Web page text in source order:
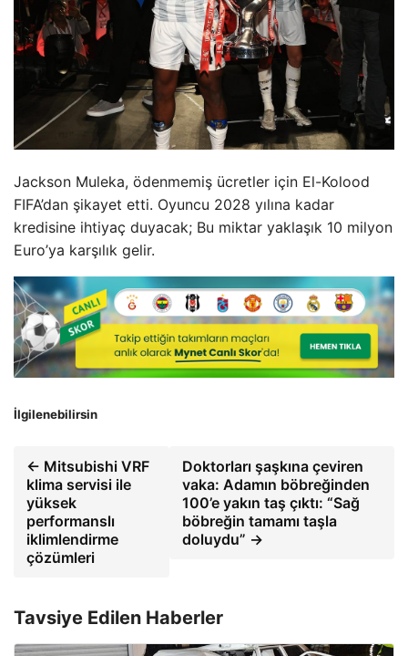
Jackson Muleka, ödenmemiş ücretler için El-Kolood
FIFA’dan şikayet etti. Oyuncu 2028 yılına kadar
kredisine ihtiyaç duyacak; Bu miktar yaklaşık 10 milyon
Euro’ya karşılık gelir.
İlgilenebilirsin
← Mitsubishi VRF
klima servisi ile
yüksek
performanslı
iklimlendirme
çözümleri
Doktorları şaşkına çeviren
vaka: Adamın böbreğinden
100’e yakın taş çıktı: “Sağ
böbreğin tamamı taşla
doluydu” →
Tavsiye Edilen Haberler